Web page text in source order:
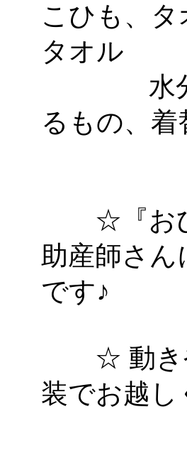
す」 受付
「みなづる
de 健康づ
「皆鶴姫の
みなづ
de 健康づく
こひも、タ
タオル
水分
るもの、着
☆『おひ
助産師さん
です♪
☆ 動き
装でお越し